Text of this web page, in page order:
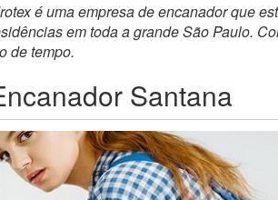
é uma empresa de encanador que
em toda a grande São Paulo.
de tempo.
Santana